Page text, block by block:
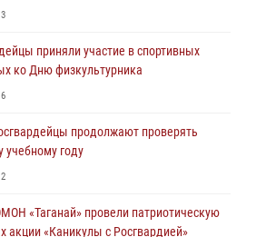
3
приняли участие в спортивных
ко Дню физкультурника
6
продолжают проверять
учебному году
2
«Таганай» провели патриотическую
акции «Каникулы с Росгвардией»